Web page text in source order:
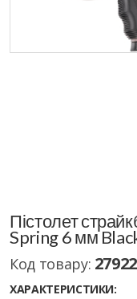
Пістолет
Spring 6 мм
Код товару: 27922
ХАРАКТЕРИСТИКИ: